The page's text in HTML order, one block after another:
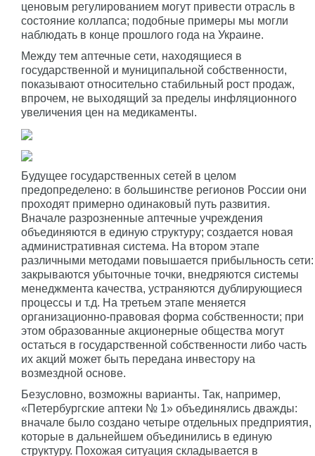
ценовым регулированием могут привести отрасль в
состояние коллапса; подобные примеры мы могли
наблюдать в конце прошлого года на Украине.
Между тем аптечные сети, находящиеся в
государственной и муниципальной собственности,
показывают относительно стабильный рост продаж,
впрочем, не выходящий за пределы инфляционного
увеличения цен на медикаменты.
Будущее государственных сетей в целом
предопределено: в большинстве регионов России они
проходят примерно одинаковый путь развития.
Вначале разрозненные аптечные учреждения
объединяются в единую структуру; создается новая
административная система. На втором этапе
различными методами повышается прибыльность сети:
закрываются убыточные точки, внедряются системы
менеджмента качества, устраняются дублирующиеся
процессы и т.д. На третьем этапе меняется
организационно-правовая форма собственности; при
этом образованные акционерные общества могут
остаться в государственной собственности либо часть
их акций может быть передана инвестору на
возмездной основе.
Безусловно, возможны варианты. Так, например,
«Петербургские аптеки № 1» объединялись дважды:
вначале было создано четыре отдельных предприятия,
которые в дальнейшем объединились в единую
структуру. Похожая ситуация складывается в